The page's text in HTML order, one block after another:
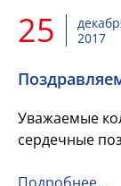
25
2017
Уважаемые
сердечные